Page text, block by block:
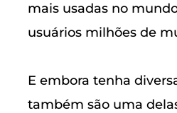
mais usadas no
usuários milhões de
E embora tenha
também são uma